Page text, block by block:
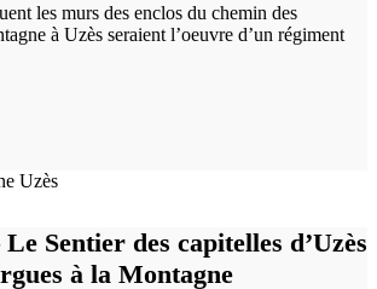
les murs des enclos du chemin des
à Uzès seraient l’oeuvre d’un régiment
Sentier des capitelles d’Uzès
à la Montagne